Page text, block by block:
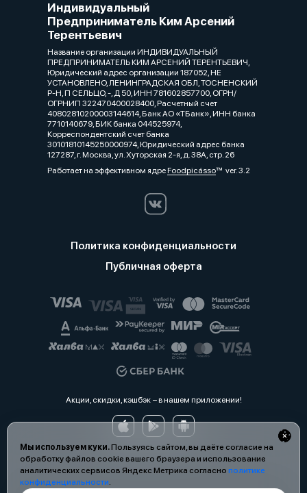
Мы используем куки.Пользуясь сайтом, вы даёте согласие на
обработку файлов cookie вашего браузера и использование
аналитических сервисов Яндекс Метрика согласно политике
конфиденциальности.
Индивидуальный
Предприниматель Ким Арсений
Терентьевич
Название организации ИНДИВИДУАЛЬНЫЙ
ПРЕДПРИНИМАТЕЛЬ КИМ АРСЕНИЙ ТЕРЕНТЬЕВИЧ,
Юридический адрес организации 187052, НЕ
УСТАНОВЛЕНО, ЛЕНИНГРАДСКАЯ ОБЛ, ТОСНЕНСКИЙ
Р-Н, П СЕЛЬЦО, -, Д 50, ИНН 781602857700, ОГРН/
ОГРНИП 322470400028400, Расчетный счет
40802810200003144614, Банк АО «ТБанк», ИНН банка
7710140679, БИК банка 044525974,
Корреспондентский счет банка
30101810145250000974, Юридический адрес банка
127287, г. Москва, ул. Хуторская 2-я, д. 38А, стр. 26
Работает на эффективном ядреFoodpicássover. 3.2
Политика конфиденциальности
Публичная оферта
Акции, скидки, кэшбэк − в нашем приложении!